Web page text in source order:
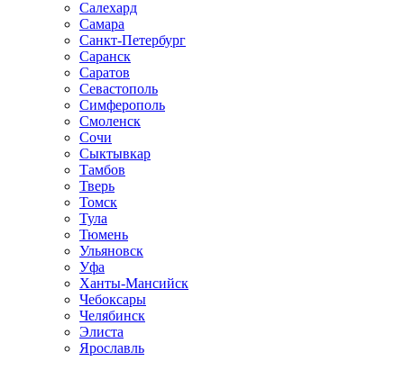
Салехард
Самара
Санкт-Петербург
Саранск
Саратов
Севастополь
Симферополь
Смоленск
Сочи
Сыктывкар
Тамбов
Тверь
Томск
Тула
Тюмень
Ульяновск
Уфа
Ханты-Мансийск
Чебоксары
Челябинск
Элиста
Ярославль